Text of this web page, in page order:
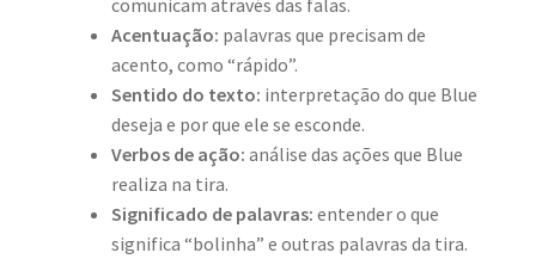
Acentuação: palavras que precisam de
acento, como “rápido”.
Sentido do texto: interpretação do que Blue
deseja e por que ele se esconde.
Verbos de ação: análise das ações que Blue
realiza na tira.
Significado de palavras: entender o que
significa “bolinha” e outras palavras da tira.